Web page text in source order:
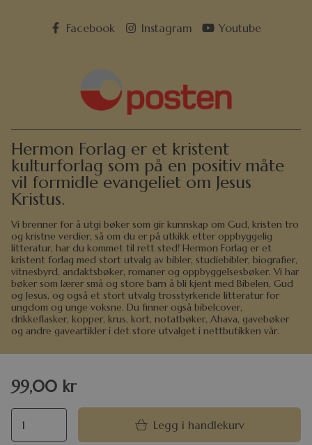
99,00 kr
Legg i handlekurv
Facebook Instagram Youtube
Hermon Forlag er et kristent
kulturforlag som på en positiv måte
vil formidle evangeliet om Jesus
Kristus.
Vi brenner for å utgi bøker som gir kunnskap om Gud, kristen tro
og kristne verdier, så om du er på utkikk etter oppbyggelig
litteratur, har du kommet til rett sted! Hermon Forlag er et
kristent forlag med stort utvalg av bibler, studiebibler, biografier,
vitnesbyrd, andaktsbøker, romaner og oppbyggelsesbøker. Vi har
bøker som lærer små og store barn å bli kjent med Bibelen, Gud
og Jesus, og også et stort utvalg trosstyrkende litteratur for
ungdom og unge voksne. Du finner også bibelcover,
drikkeflasker, kopper, krus, kort, notatbøker, Ahava, gavebøker
og andre gaveartikler i det store utvalget i nettbutikken vår.